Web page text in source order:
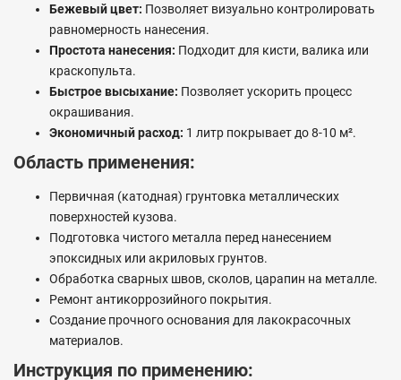
Бежевый цвет: Позволяет визуально контролировать
равномерность нанесения.
Простота нанесения: Подходит для кисти, валика или
краскопульта.
Быстрое высыхание: Позволяет ускорить процесс
окрашивания.
Экономичный расход: 1 литр покрывает до 8-10 м².
Область применения:
Первичная (катодная) грунтовка металлических
поверхностей кузова.
Подготовка чистого металла перед нанесением
эпоксидных или акриловых грунтов.
Обработка сварных швов, сколов, царапин на металле.
Ремонт антикоррозийного покрытия.
Создание прочного основания для лакокрасочных
материалов.
Инструкция по применению: